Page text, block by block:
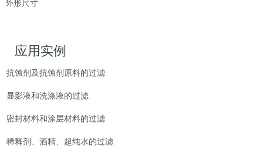
外形尺寸
应用实例
抗蚀剂及抗蚀剂原料的过滤
显影液和洗涤液的过滤
密封材料和涂层材料的过滤
稀释剂、酒精、超纯水的过滤